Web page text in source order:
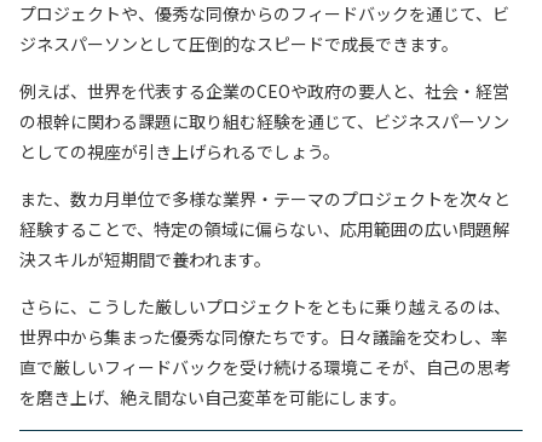
プロジェクトや、優秀な同僚からのフィードバックを通じて、ビ
ジネスパーソンとして圧倒的なスピードで成長できます。
例えば、世界を代表する企業のCEOや政府の要人と、社会・経営
の根幹に関わる課題に取り組む経験を通じて、ビジネスパーソン
としての視座が引き上げられるでしょう。
また、数カ月単位で多様な業界・テーマのプロジェクトを次々と
経験することで、特定の領域に偏らない、応用範囲の広い問題解
決スキルが短期間で養われます。
さらに、こうした厳しいプロジェクトをともに乗り越えるのは、
世界中から集まった優秀な同僚たちです。日々議論を交わし、率
直で厳しいフィードバックを受け続ける環境こそが、自己の思考
を磨き上げ、絶え間ない自己変革を可能にします。